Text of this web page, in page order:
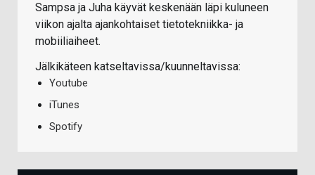
Sampsa ja Juha käyvät keskenään läpi kuluneen
viikon ajalta ajankohtaiset tietotekniikka- ja
mobiiliaiheet.
Jälkikäteen katseltavissa/kuunneltavissa:
Youtube
iTunes
Spotify